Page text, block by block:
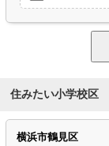
住みたい小学校区
横浜市鶴見区